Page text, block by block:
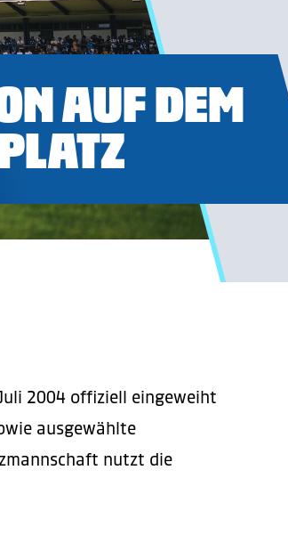
AUF DEM
2004 offiziell eingeweiht
ausgewählte
nutzt die